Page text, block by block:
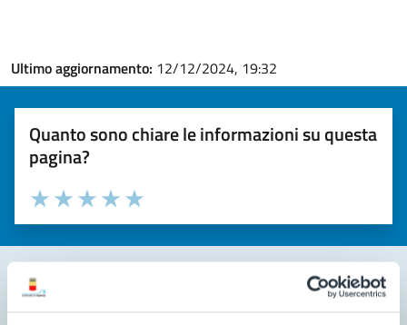
Ultimo aggiornamento: 12/12/2024, 19:32
Quanto sono chiare le informazioni su questa
pagina?
Valuta la chiarezza delle informazioni (da 1 a 5 stelle)
Seleziona il numero di stelle per valutare la chiarezza delle
Valuta 5 stelle su 5
Valuta 4 stelle su 5
Valuta 3 stelle su 5
Valuta 2 stelle su 5
Valuta 1 stelle su 5